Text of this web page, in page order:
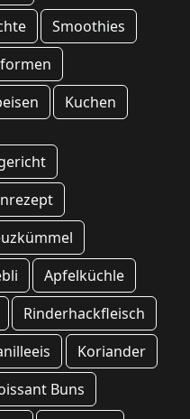
Smoothies
Kuchen
Apfelküchle
Rinderhackfleisch
Koriander
Buns